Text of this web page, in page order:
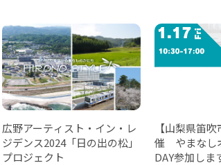
広野アーティスト・イン・レ
ジデンス2024「日の出の松」
プロジェクト
【山梨県笛
催 やまなし
DAY参加しま